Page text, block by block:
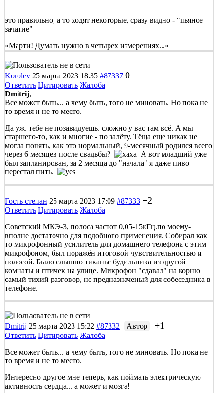
это правильно, а то ходят некоторые, сразу видно - "пьяное
зачатие"
«Марти! Думать нужно в четырех измерениях...»
Korolev 25 марта 2023 18:35 #87337 0
Ответить Цитировать Жалоба
Dmitrij,
Все может быть... а чему быть, того не миновать. Но пока не
то время и не то место.
Да уж, тебе не позавидуешь, сложно у вас там всё. А мы
старшего-то, как и многие - по залёту. Тёща еще никак не
могла понять, как это нормальный, 9-месячный родился всего
через 6 месяцев после свадьбы?
А вот младший уже
был запланирован, за 2 месяца до "начала" я даже пиво
перестал пить.
Гость степан 25 марта 2023 17:09 #87333 +2
Ответить Цитировать Жалоба
Советский МКЭ-3, полоса частот 0,05-15кГц.по моему-
вполне достаточно для подобного применения. Собирал как
то микрофонный усилитель для домашнего телефона с этим
микрофоном, был поражён итоговой чувствительностью и
полосой. Было слышно тиканье будильника из другой
комнаты и птичек на улице. Микрофон "сдавал" на корню
самый тихий разговор, не предназначеный для собеседника в
телефоне.
Dmitrij 25 марта 2023 15:22 #87332 Автор +1
Ответить Цитировать Жалоба
Все может быть... а чему быть, того не миновать. Но пока не
то время и не то место.
Интересно другое мне теперь, как поймать электрическую
активность сердца... а может и мозга!